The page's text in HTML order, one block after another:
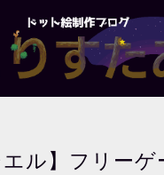
エル】フリーゲ